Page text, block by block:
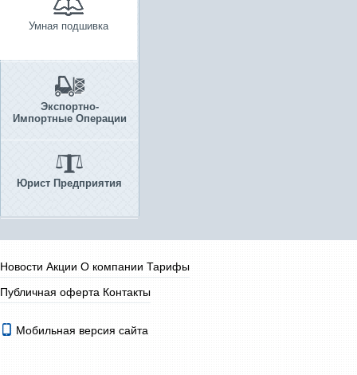
Умная подшивка
Экспортно-
Импортные Операции
Юрист Предприятия
Новости Акции О компании Тарифы
Публичная оферта Контакты
Мобильная версия сайта